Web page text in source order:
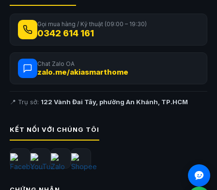
Gọi mua hàng / Kỹ thuật (09:00 – 19:30)
0342 614 161
Chat Zalo OA
zalo.me/akiasmarthome
📍 Trụ sở: 122 Vành Đai Tây, phường An Khánh, TP.HCM
KẾT NỐI VỚI CHÚNG TÔI